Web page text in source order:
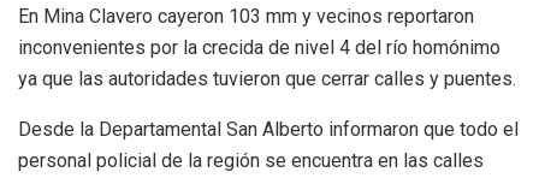
En Mina Clavero cayeron 103 mm y vecinos reportaron
inconvenientes por la crecida de nivel 4 del río homónimo
ya que las autoridades tuvieron que cerrar calles y puentes.
Desde la Departamental San Alberto informaron que todo el
personal policial de la región se encuentra en las calles